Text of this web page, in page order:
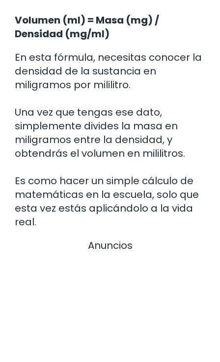
Volumen (ml) = Masa (mg) /
Densidad (mg/ml)
En esta fórmula, necesitas conocer la
densidad de la sustancia en
miligramos por mililitro.
Una vez que tengas ese dato,
simplemente divides la masa en
miligramos entre la densidad, y
obtendrás el volumen en mililitros.
Es como hacer un simple cálculo de
matemáticas en la escuela, solo que
esta vez estás aplicándolo a la vida
real.
Anuncios